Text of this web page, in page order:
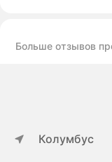
Больше отзывов
Колумбус